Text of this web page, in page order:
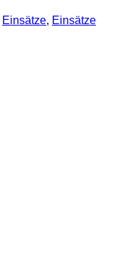
Einsätze, Einsätze